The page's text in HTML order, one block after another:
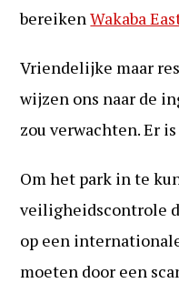
bereikenWakaba
Vriendelijke maar
wijzen ons naar de
zou verwachten. Er
Om het park in te
veiligheidscontrole
op een
moeten door een